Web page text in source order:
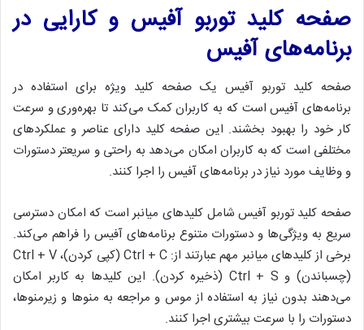
صفحه کلید توربو آفیس و کارایی در
برنامه‌های آفیس
صفحه کلید توربو آفیس یک صفحه کلید ویژه برای استفاده در
برنامه‌های آفیس است که به کاربران کمک می‌کند تا بهره‌وری و سرعت
کار خود را بهبود بخشند. این صفحه کلید دارای عناصر و عملکردهای
مختلفی است که به کاربران امکان می‌دهد به راحتی و سریعتر دستورات
و وظایف مورد نیاز در برنامه‌های آفیس را اجرا کنند.
صفحه کلید توربو آفیس شامل کلیدهای میانبر است که امکان دسترسی
سریع به ویژگی‌ها و دستورات متنوع برنامه‌های آفیس را فراهم می‌کند.
برخی از کلید‌های میانبر مهم عبارتند از: Ctrl + C (کپی کردن)، Ctrl + V
(چسباندن) و Ctrl + S (ذخیره کردن). این کلیدها به کاربر امکان
می‌دهند بدون نیاز به استفاده از موس و مراجعه به منوها و زیرمنوها،
دستورات را با سرعت بیشتری اجرا کنند.